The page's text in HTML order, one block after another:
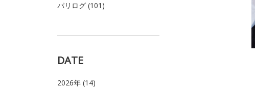
パリログ (101)
DATE
2026年 (14)